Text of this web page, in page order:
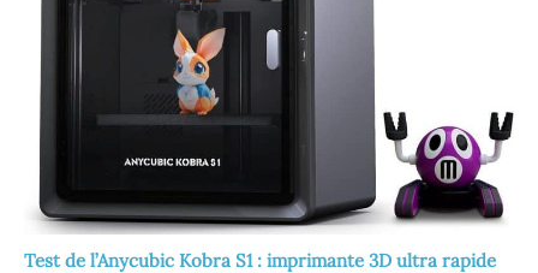
Test de l’Anycubic Kobra S1 : imprimante 3D ultra rapide